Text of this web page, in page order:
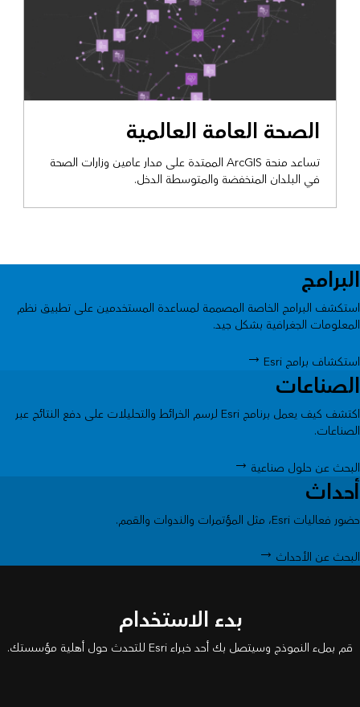
عرض المنحة
الصحة العامة العالمية
تساعد منحة ArcGIS الممتدة على مدار عامين وزارات الصحة
في البلدان المنخفضة والمتوسطة الدخل.
البرامج
استكشف البرامج الخاصة المصممة لمساعدة المستخدمين على تطبيق نظم
المعلومات الجغرافية بشكل جيد.
استكشاف برامج Esri
الصناعات
اكتشف كيف يعمل برنامج Esri لرسم الخرائط والتحليلات على دفع النتائج عبر
الصناعات.
البحث عن حلول صناعية
أحداث
حضور فعاليات Esri، مثل المؤتمرات والندوات والقمم.
البحث عن الأحداث
بدء الاستخدام
قم بملء النموذج وسيتصل بك أحد خبراء Esri للتحدث حول أهلية مؤسستك.